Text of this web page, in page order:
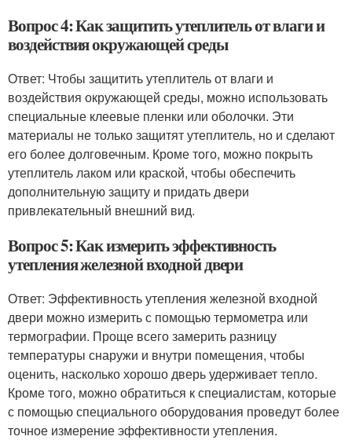
Вопрос 4: Как защитить утеплитель от влаги и
воздействия окружающей среды
Ответ: Чтобы защитить утеплитель от влаги и
воздействия окружающей среды, можно использовать
специальные клеевые пленки или оболочки. Эти
материалы не только защитят утеплитель, но и сделают
его более долговечным. Кроме того, можно покрыть
утеплитель лаком или краской, чтобы обеспечить
дополнительную защиту и придать двери
привлекательный внешний вид.
Вопрос 5: Как измерить эффективность
утепления железной входной двери
Ответ: Эффективность утепления железной входной
двери можно измерить с помощью термометра или
термографии. Проще всего замерить разницу
температуры снаружи и внутри помещения, чтобы
оценить, насколько хорошо дверь удерживает тепло.
Кроме того, можно обратиться к специалистам, которые
с помощью специального оборудования проведут более
точное измерение эффективности утепления.